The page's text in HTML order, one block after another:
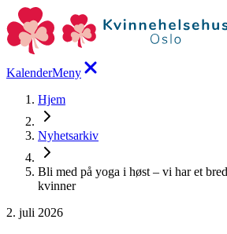
KalenderMeny
Hjem
Nyhetsarkiv
Bli med på yoga i høst – vi har et
kvinner
2. juli 2026